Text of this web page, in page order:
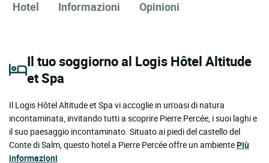
Hotel Informazioni Opinioni
Il tuo soggiorno al Logis Hôtel Altitude
et Spa
Il Logis Hôtel Altitude et Spa vi accoglie in un'oasi di natura
incontaminata, invitando tutti a scoprire Pierre Percée, i suoi laghi e
il suo paesaggio incontaminato. Situato ai piedi del castello del
Conte di Salm, questo hotel a Pierre Percée offre un ambientePiù
informazioni